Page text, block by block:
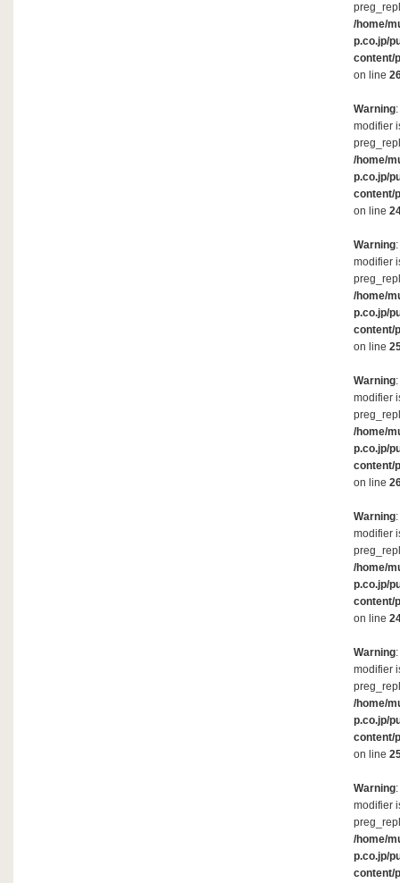
/home/
p.co.jp/
content/
on line
Warning
modifier
/home/
p.co.jp/
content/
on line
Warning
modifier
/home/
p.co.jp/
content/
on line
Warning
modifier
/home/
p.co.jp/
content/
on line
Warning
modifier
/home/
p.co.jp/
content/
on line
Warning
modifier
/home/
p.co.jp/
content/
on line
Warning
modifier
/home/
p.co.jp/
content/